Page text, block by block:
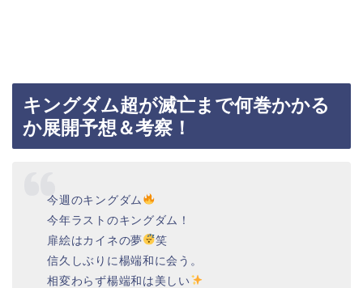
キングダム超が滅亡まで何巻かかる
か展開予想＆考察！
今週のキングダム
今年ラストのキングダム！
扉絵はカイネの夢
笑
信久しぶりに楊端和に会う。
相変わらず楊端和は美しい